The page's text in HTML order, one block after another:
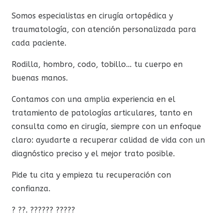
Somos especialistas en cirugía ortopédica y
traumatología, con atención personalizada para
cada paciente.
Rodilla, hombro, codo, tobillo… tu cuerpo en
buenas manos.
Contamos con una amplia experiencia en el
tratamiento de patologías articulares, tanto en
consulta como en cirugía, siempre con un enfoque
claro: ayudarte a recuperar calidad de vida con un
diagnóstico preciso y el mejor trato posible.
Pide tu cita y empieza tu recuperación con
confianza.
? ??. ?????? ?????